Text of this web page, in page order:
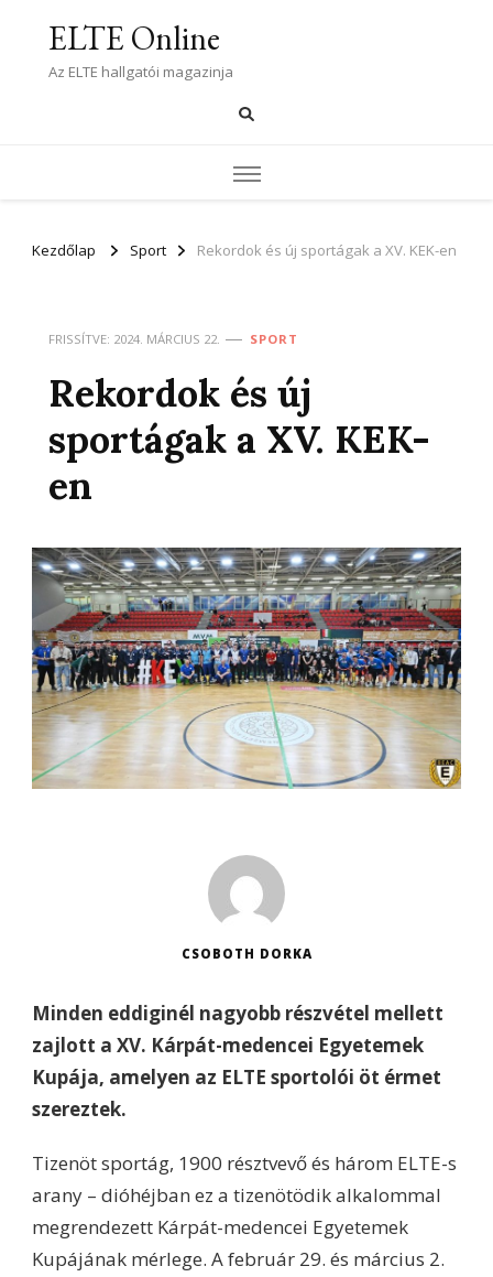
ELTE Online
Az ELTE hallgatói magazinja
Kezdőlap Sport Rekordok és új sportágak a XV. KEK-en
FRISSÍTVE: 2024. MÁRCIUS 22. SPORT
Rekordok és új
sportágak a XV. KEK-
en
CSOBOTH DORKA
Minden eddiginél nagyobb részvétel mellett
zajlott a XV. Kárpát-medencei Egyetemek
Kupája, amelyen az ELTE sportolói öt érmet
szereztek.
Tizenöt sportág, 1900 résztvevő és három ELTE-s
arany – dióhéjban ez a tizenötödik alkalommal
megrendezett Kárpát-medencei Egyetemek
Kupájának mérlege. A február 29. és március 2.